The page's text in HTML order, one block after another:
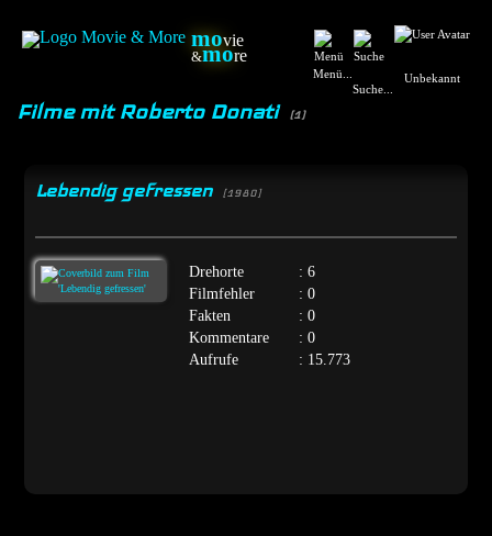
movie
&more
Menü...
Suche...
Unbekannt
Filme mit Roberto Donati (1)
Lebendig gefressen [1980]
Drehorte
: 6
Filmfehler
: 0
Fakten
: 0
Kommentare
: 0
Aufrufe
: 15.773